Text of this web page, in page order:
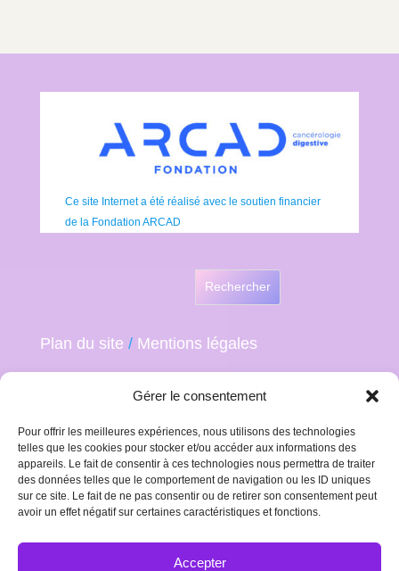
Gérer le consentement
Pour offrir les meilleures expériences, nous utilisons des technologies
telles que les cookies pour stocker et/ou accéder aux informations des
appareils. Le fait de consentir à ces technologies nous permettra de traiter
des données telles que le comportement de navigation ou les ID uniques
sur ce site. Le fait de ne pas consentir ou de retirer son consentement peut
avoir un effet négatif sur certaines caractéristiques et fonctions.
Accepter
Ce site Internet a été réalisé avec le soutien financier
de la Fondation ARCAD
Rechercher
Plan du site / Mentions légales